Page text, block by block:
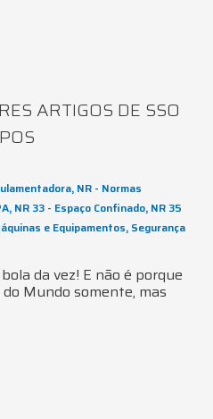
ARTIGOS DE SSO
, NR - Normas
, NR 33 - Espaço Confinado, NR 35
e Equipamentos, Segurança
da vez! E não é porque
Mundo somente, mas